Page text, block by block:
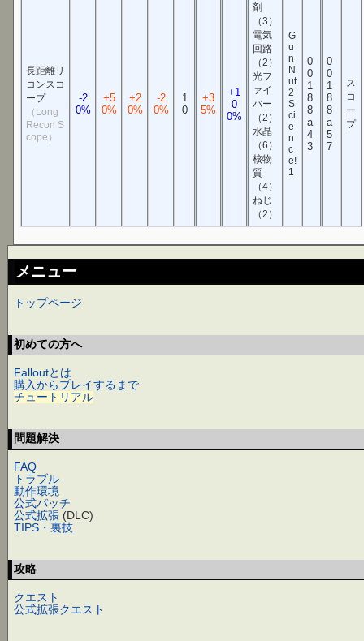
長距離リ
コンスコ
ープ
（Long
Recon S
cope）
-2
0%
+5
0%
+2
0%
-2
0%
1
0
+3
5%
+1
0
0%
剤
（3）
電気
回路
（2）
光フ
ァイ
バー
（2）
水晶
（6）
核物
質
（4）
ねじ
（2）
G
u
n
N
ut
2
S
ci
e
n
c
e!
1
0
0
1
8
8
a
4
3
0
0
1
8
8
a
5
7
ス
コ
ー
プ
メニュー
トップページ
初めての方へ
Falloutとは
購入からプレイするまで
チュートリアル
問題解決
FAQ
トラブル
動作環境
公式パッチ
公式拡張 (DLC)
TIPS・裏技
攻略
クエスト
公式拡張クエスト